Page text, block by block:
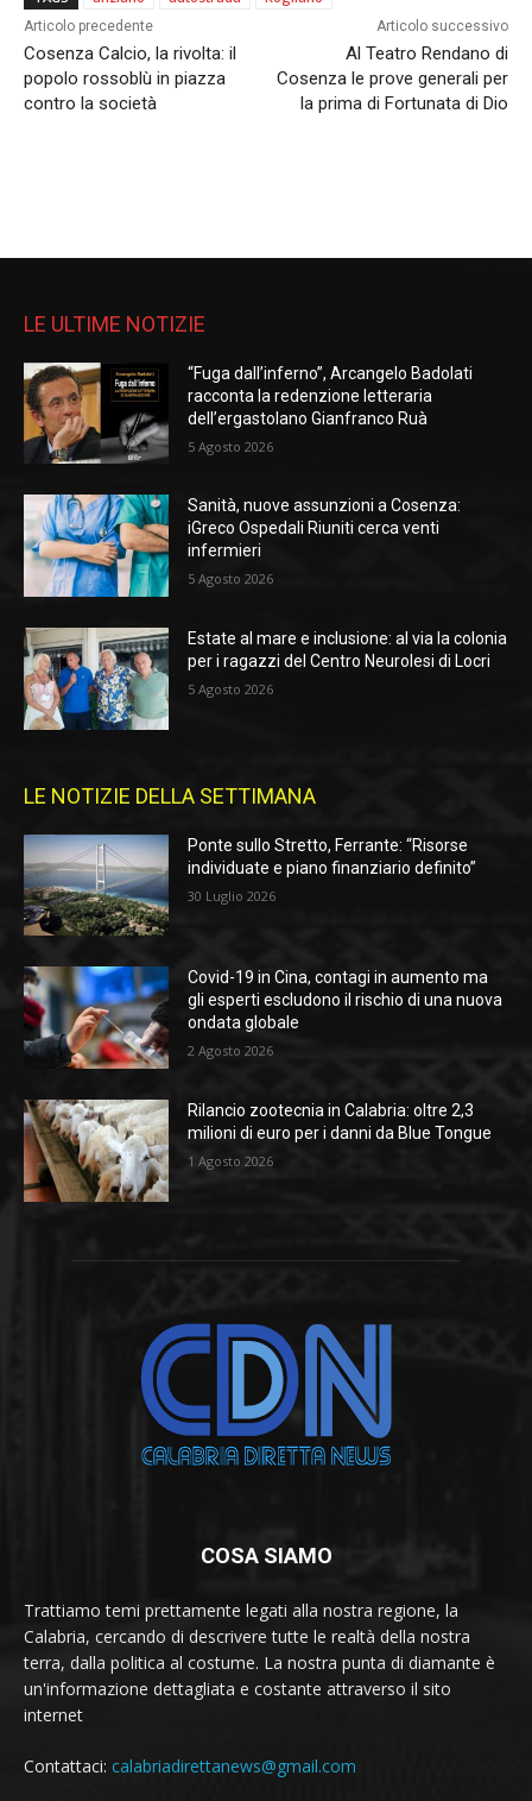
Articolo precedente
Cosenza Calcio, la rivolta: il
popolo rossoblù in piazza
contro la società
Articolo successivo
Al Teatro Rendano di
Cosenza le prove generali per
la prima di Fortunata di Dio
LE ULTIME NOTIZIE
“Fuga dall’inferno”, Arcangelo Badolati
racconta la redenzione letteraria
dell’ergastolano Gianfranco Ruà
5 Agosto 2026
Sanità, nuove assunzioni a Cosenza:
iGreco Ospedali Riuniti cerca venti
infermieri
5 Agosto 2026
Estate al mare e inclusione: al via la colonia
per i ragazzi del Centro Neurolesi di Locri
5 Agosto 2026
LE NOTIZIE DELLA SETTIMANA
Ponte sullo Stretto, Ferrante: “Risorse
individuate e piano finanziario definito”
30 Luglio 2026
Covid-19 in Cina, contagi in aumento ma
gli esperti escludono il rischio di una nuova
ondata globale
2 Agosto 2026
Rilancio zootecnia in Calabria: oltre 2,3
milioni di euro per i danni da Blue Tongue
1 Agosto 2026
COSA SIAMO
Trattiamo temi prettamente legati alla nostra regione, la
Calabria, cercando di descrivere tutte le realtà della nostra
terra, dalla politica al costume. La nostra punta di diamante è
un'informazione dettagliata e costante attraverso il sito
internet
Contattaci: calabriadirettanews@gmail.com